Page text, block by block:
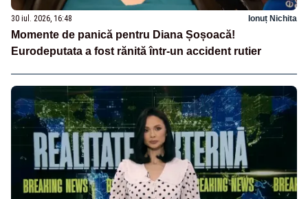
30 iul. 2026, 16:48 Ionuț Nichita
Momente de panică pentru Diana Șoșoacă!
Eurodeputata a fost rănită într-un accident rutier